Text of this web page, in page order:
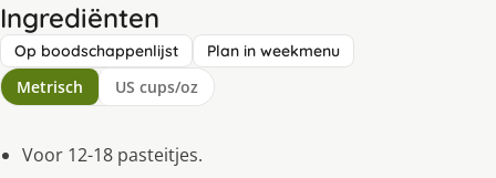
Ingrediënten
Op boodschappenlijst Plan in weekmenu
Metrisch US cups/oz
Voor 12-18 pasteitjes.